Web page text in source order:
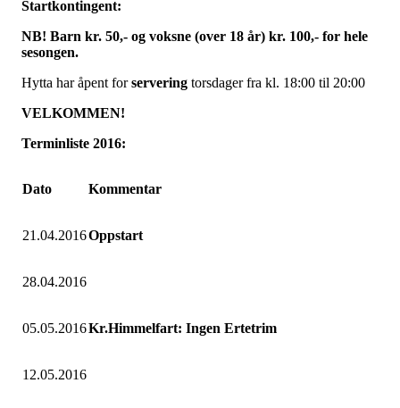
Startkontingent:
NB! Barn kr. 50,- og voksne (over 18 år) kr. 100,- for hele
sesongen.
Hytta har åpent forservering torsdager fra kl. 18:00 til 20:00
VELKOMMEN!
Terminliste 2016:
Dato Kommentar
21.04.2016Oppstart
28.04.2016
05.05.2016Kr.Himmelfart: Ingen Ertetrim
12.05.2016